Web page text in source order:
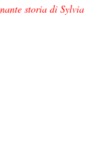
storia di Sylvia